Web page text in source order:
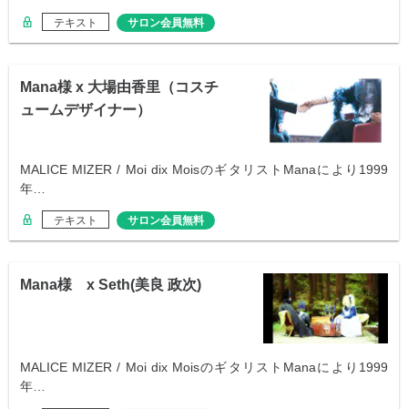
テキスト サロン会員無料
Mana様 x 大場由香里（コスチ
ュームデザイナー）
MALICE MIZER / Moi dix MoisのギタリストManaにより1999
年…
テキスト サロン会員無料
Mana様 x Seth(美良 政次)
MALICE MIZER / Moi dix MoisのギタリストManaにより1999
年…